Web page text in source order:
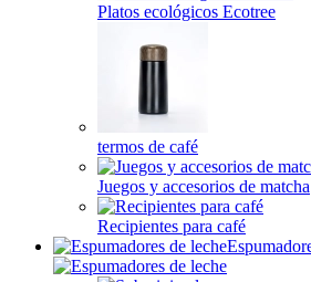
Platos ecológicos Ecotree
termos de café
Juegos y accesorios de matcha
Recipientes para café